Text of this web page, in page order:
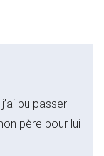
pu passer
père pour lui